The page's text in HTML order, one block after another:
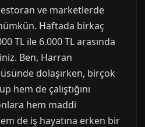
ve marketlerde
Haftada birkaç
TL ile 6.000 TL arasında
Ben, Harran
dolaşırken, birçok
hem de çalıştığını
hem maddi
de iş hayatına erken bir